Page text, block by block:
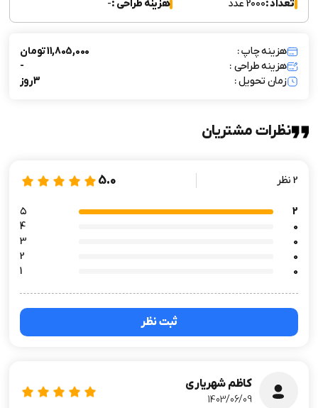
تعداد :2000 عدد هزینه طراحی :-
هزینه چاپ :
11,805,000 تومان
هزینه طراحی :
-
زمان تحویل :
3 روز
نظرات مشتریان
2 نظر 5.0
2
۵
0
4
0
3
0
2
0
1
ثبت نظر
کاظم شهریاری
1403/06/09